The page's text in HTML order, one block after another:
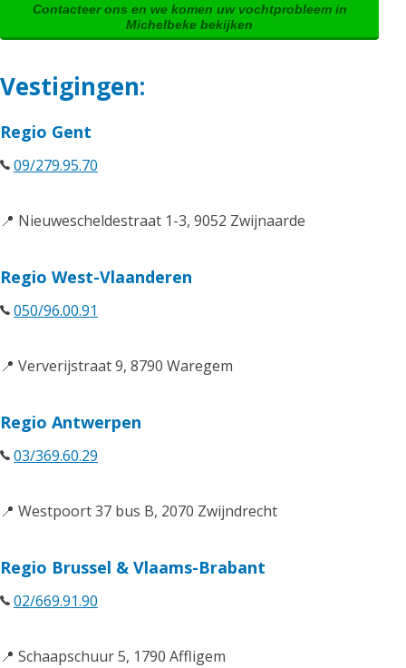
Contacteer ons en we komen uw vochtprobleem in
Michelbeke bekijken
Vestigingen:
Regio Gent
09/279.95.70
📍 Nieuwescheldestraat 1-3, 9052 Zwijnaarde
Regio West-Vlaanderen
050/96.00.91
📍 Ververijstraat 9, 8790 Waregem
Regio Antwerpen
03/369.60.29
📍 Westpoort 37 bus B, 2070 Zwijndrecht
Regio Brussel & Vlaams-Brabant
02/669.91.90
📍 Schaapschuur 5, 1790 Affligem